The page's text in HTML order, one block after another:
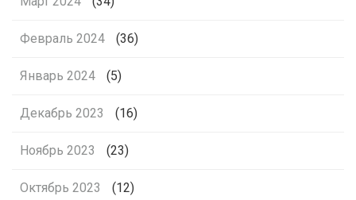
Февраль 2024 (36)
Январь 2024 (5)
Декабрь 2023 (16)
Ноябрь 2023 (23)
Октябрь 2023 (12)